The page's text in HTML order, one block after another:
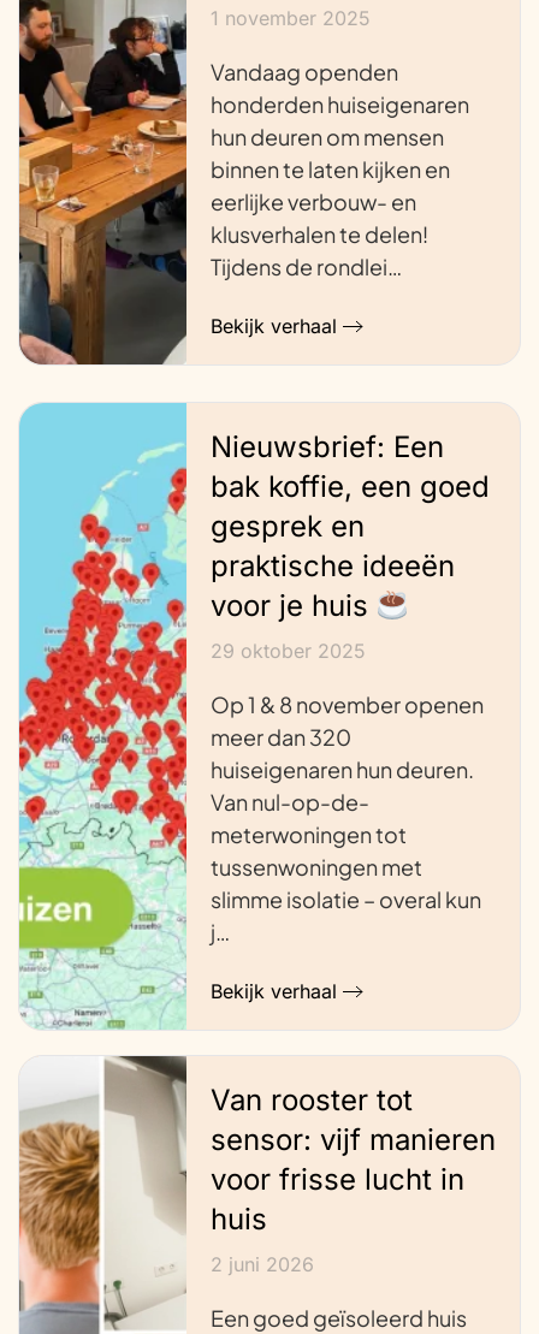
1 november 2025
Vandaag openden
honderden huiseigenaren
hun deuren om mensen
binnen te laten kijken en
eerlijke verbouw- en
klusverhalen te delen!
Tijdens de rondlei…
Bekijk verhaal
Nieuwsbrief: Een
bak koffie, een goed
gesprek en
praktische ideeën
voor je huis
29 oktober 2025
Op 1 & 8 november openen
meer dan 320
huiseigenaren hun deuren.
Van nul-op-de-
meterwoningen tot
tussenwoningen met
slimme isolatie – overal kun
j…
Bekijk verhaal
Van rooster tot
sensor: vijf manieren
voor frisse lucht in
huis
2 juni 2026
Een goed geïsoleerd huis